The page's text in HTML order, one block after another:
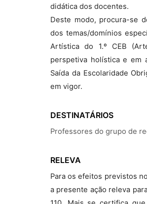
didática dos docentes.
Deste modo, procura-se
dos temas/domínios
Artística do 1.º CEB
perspetiva holística e em
Saída da Escolaridade
em vigor.
DESTINATÁRIOS
Professores do grupo de
RELEVA
Para os efeitos previstos
a presente ação releva